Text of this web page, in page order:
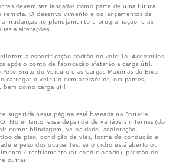
devem ser lançadas como parte de uma futura
remota. O desenvolvimento e os lançamentos de
mudanças no planejamento e programação, e as
a alterações.
a especificação padrão do veículo. Acessórios
após o ponto de fabricação afetarão a carga útil.
Bruto do Veículo e as Cargas Máximas do Eixo
carregar o veículo com acessórios, ocupantes,
bem como carga útil.
sugerida nesta página está baseada na Portaria
No entanto, essa depende de variáveis internas (do
como: blindagem, velocidade, aceleração,
de piso, condição de vias, forma de condução e
e peso dos ocupantes, se o vidro está aberto ou
/ resfriamento (ar-condicionado), pressão de
outras.